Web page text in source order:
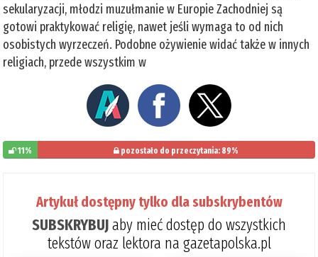
sekularyzacji, młodzi muzułmanie w Europie Zachodniej są
gotowi praktykować religię, nawet jeśli wymaga to od nich
osobistych wyrzeczeń. Podobne ożywienie widać także w innych
religiach, przede wszystkim w
11% pozostało do przeczytania: 89%
Artykuł dostępny tylko dla subskrybentów
SUBSKRYBUJaby mieć dostęp do wszystkich
tekstów oraz lektora na gazetapolska.pl